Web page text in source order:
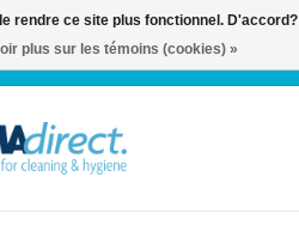
0 Articles
rendre ce site plus fonctionnel. D'accord?
plus sur les témoins (cookies) »